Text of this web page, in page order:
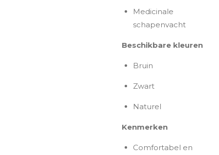
Medicinale
schapenvacht
Beschikbare kleuren
Bruin
Zwart
Naturel
Kenmerken
Comfortabel en